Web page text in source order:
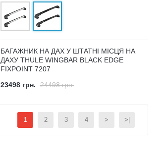
БАГАЖНИК НА ДАХ У ШТАТНІ МІСЦЯ НА
ДАХУ THULE WINGBAR BLACK EDGE
FIXPOINT 7207
23498 грн. 24498 грн.
1 2 3 4 > >|